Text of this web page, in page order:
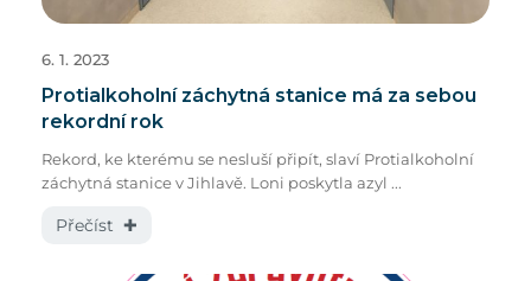
Protialkoholní záchytná stanice má za sebou
rekordní rok
Rekord, ke kterému se nesluší připít, slaví Protialkoholní
záchytná stanice v Jihlavě. Loni poskytla azyl ...
Přečíst ✚
6. 1. 2023